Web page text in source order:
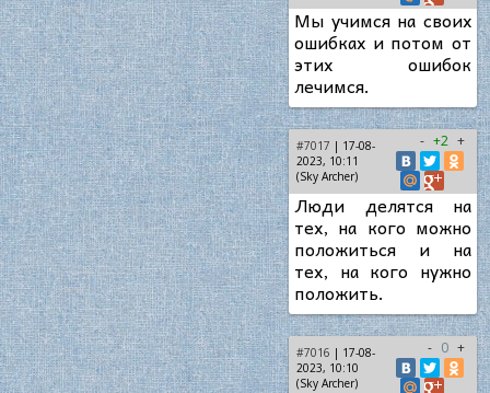
Мы учимся на своих
ошибках и потом от
этих ошибок
лечимся.
#7017 | 17-08-
2023, 10:11
(Sky Archer)
- +2 +
Люди делятся на
тех, на кого можно
положиться и на
тех, на кого нужно
положить.
#7016 | 17-08-
2023, 10:10
(Sky Archer)
- 0 +